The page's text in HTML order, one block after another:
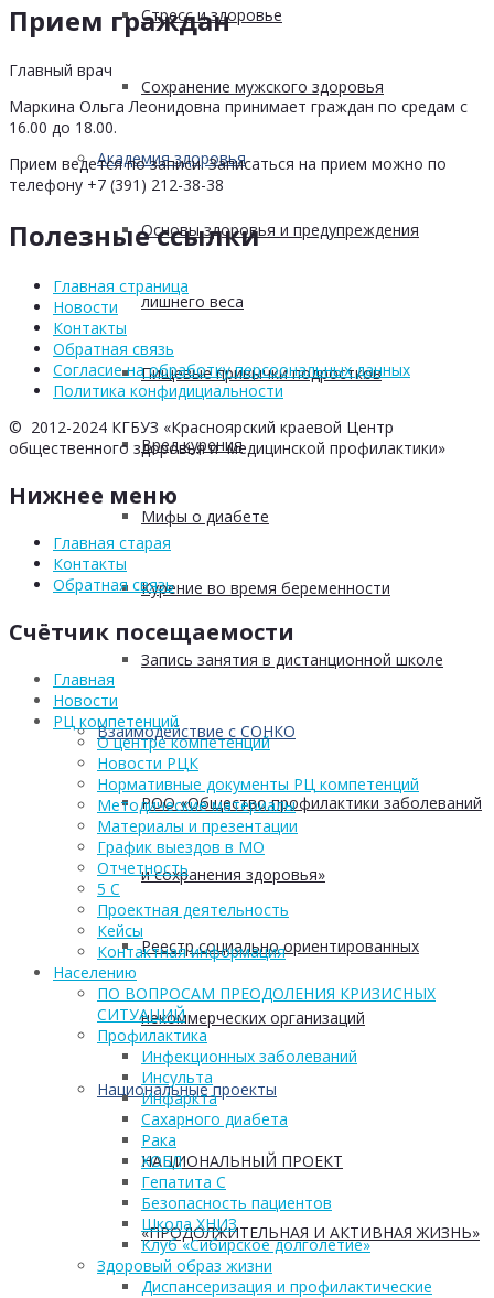
Стресс и здоровье
Сохранение мужского здоровья
Академия здоровья
Основы здоровья и предупреждения
лишнего веса
Пищевые привычки подростков
Вред курения
Мифы о диабете
Курение во время беременности
Запись занятия в дистанционной школе
Взаимодействие с СОНКО
РОО «Общество профилактики заболеваний
и сохранения здоровья»
Реестр социально ориентированных
некоммерческих организаций
Национальные проекты
НАЦИОНАЛЬНЫЙ ПРОЕКТ
«ПРОДОЛЖИТЕЛЬНАЯ И АКТИВНАЯ ЖИЗНЬ»
Прием граждан
Главный врач
Маркина Ольга Леонидовна принимает граждан по средам с
16.00 до 18.00.
Прием ведется по записи. Записаться на прием можно по
телефону +7 (391) 212-38-38
Полезные ссылки
Главная страница
Новости
Контакты
Обратная связь
Согласие на обработку персоональных данных
Политика конфидициальности
© 2012-2024 КГБУЗ «Красноярский краевой Центр
общественного здоровья и медицинской профилактики»
Нижнее меню
Главная старая
Контакты
Обратная связь
Счётчик посещаемости
Главная
Новости
РЦ компетенций
О центре компетенций
Новости РЦК
Нормативные документы РЦ компетенций
Методические материалы
Материалы и презентации
График выездов в МО
Отчетность
5 С
Проектная деятельность
Кейсы
Контактная информация
Населению
ПО ВОПРОСАМ ПРЕОДОЛЕНИЯ КРИЗИСНЫХ
СИТУАЦИЙ
Профилактика
Инфекционных заболеваний
Инсульта
Инфаркта
Сахарного диабета
Рака
ХОБЛ
Гепатита С
Безопасность пациентов
Школа ХНИЗ
Клуб «Сибирское долголетие»
Здоровый образ жизни
Диспансеризация и профилактические